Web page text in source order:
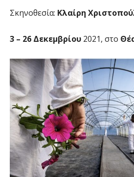
Σκηνοθεσία: Κλαίρη
3 – 26 Δεκεμβρίου 2021, στο